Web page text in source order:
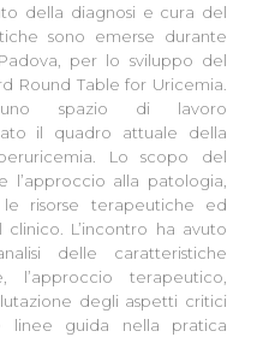
della diagnosi e cura del
sono emerse durante
per lo sviluppo del
Round Table for Uricemia.
uno spazio di lavoro
il quadro attuale della
Lo scopo del
alla patologia,
risorse terapeutiche ed
L’incontro ha avuto
delle caratteristiche
l’approccio terapeutico,
degli aspetti critici
linee guida nella pratica